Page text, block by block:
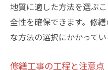
地質に適した方法を選ぶ
全性を確保できます。修
な方法の選択にかかってい
修繕工事の工程と注意点